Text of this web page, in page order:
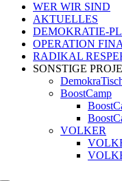
WER WIR SIND
AKTUELLES
DEMOKRATIE-
OPERATION
RADIKAL
SONSTIGE
BoostCamp
VOLKER